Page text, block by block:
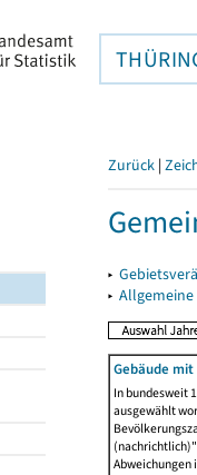
Zurück |
▸
▸
Gebäude
In bundesweit
ausgewählt
Abweichungen